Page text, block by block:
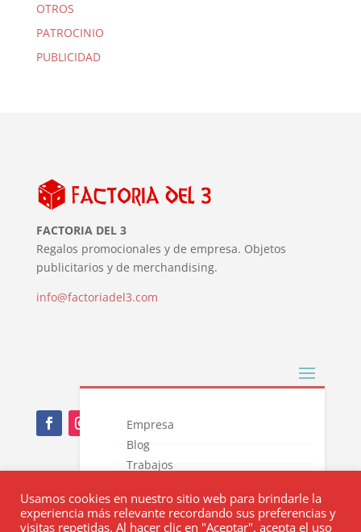
OTROS
PATROCINIO
PUBLICIDAD
FACTORIA DEL 3
Regalos promocionales y de empresa. Objetos
publicitarios y de merchandising.
info@factoriadel3.com
Empresa
Blog
Trabajos
Catálogos
Contacto
Nota Legal
Política de privacidad
Usamos cookies en nuestro sitio web para brindarle la
experiencia más relevante recordando sus preferencias y
visitas repetidas. Al hacer clic en "Aceptar", acepta el uso